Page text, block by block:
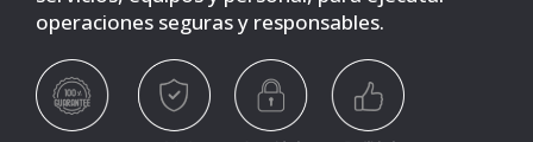
operaciones seguras y responsables.